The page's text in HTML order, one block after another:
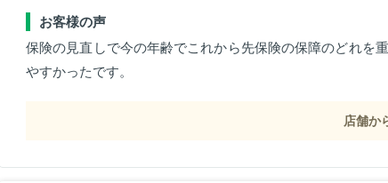
お客様の声
保険の見直しで今の年齢でこれから先保険の保障のどれを
やすかったです。
店舗か